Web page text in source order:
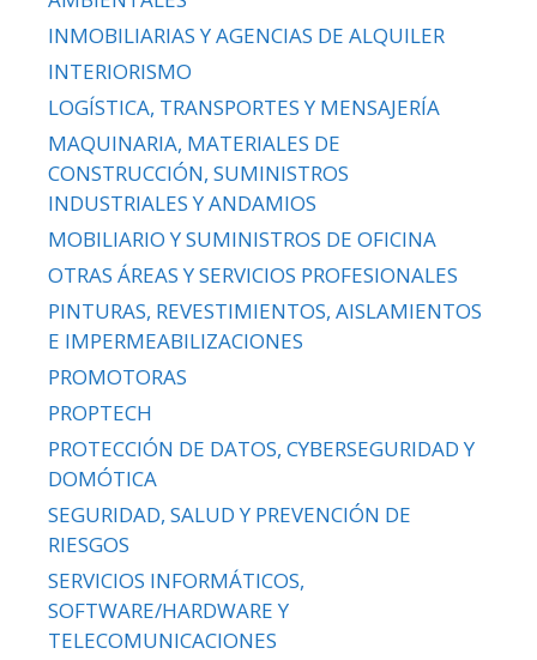
INMOBILIARIAS Y AGENCIAS DE ALQUILER
INTERIORISMO
LOGÍSTICA, TRANSPORTES Y MENSAJERÍA
MAQUINARIA, MATERIALES DE
CONSTRUCCIÓN, SUMINISTROS
INDUSTRIALES Y ANDAMIOS
MOBILIARIO Y SUMINISTROS DE OFICINA
OTRAS ÁREAS Y SERVICIOS PROFESIONALES
PINTURAS, REVESTIMIENTOS, AISLAMIENTOS
E IMPERMEABILIZACIONES
PROMOTORAS
PROPTECH
PROTECCIÓN DE DATOS, CYBERSEGURIDAD Y
DOMÓTICA
SEGURIDAD, SALUD Y PREVENCIÓN DE
RIESGOS
SERVICIOS INFORMÁTICOS,
SOFTWARE/HARDWARE Y
TELECOMUNICACIONES